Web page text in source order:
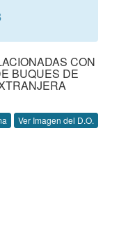
CON
BUQUES DE
Ver Imagen del D.O.